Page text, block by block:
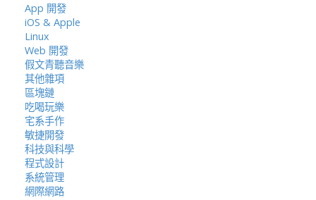
App 開發
iOS & Apple
Linux
Web 開發
假文青聽音樂
其他雜項
區塊鏈
吃喝玩樂
宅系手作
敏捷開發
科技與科學
程式設計
系統管理
網際網路